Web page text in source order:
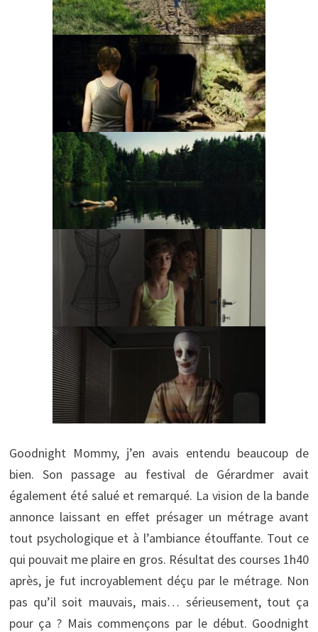
Goodnight Mommy, j’en avais entendu beaucoup de
bien. Son passage au festival de Gérardmer avait
également été salué et remarqué. La vision de la bande
annonce laissant en effet présager un métrage avant
tout psychologique et à l’ambiance étouffante. Tout ce
qui pouvait me plaire en gros. Résultat des courses 1h40
après, je fut incroyablement déçu par le métrage. Non
pas qu’il soit mauvais, mais… sérieusement, tout ça
pour ça ? Mais commençons par le début. Goodnight